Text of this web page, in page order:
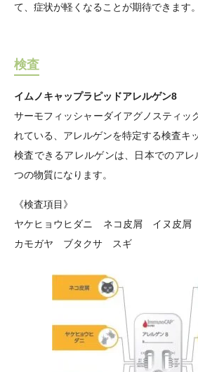
て、症状が軽くなることが期待できます。
検査
イムノキャップラピッドアレルゲン8
サーモフィッシャーダイアグノスティッ
れている、アレルゲンを特定する検査キ
検査できるアレルゲンは、日本でのア
つの物質になります。
《検査項目》
ヤケヒョウヒダニ ネコ皮屑 イヌ皮
カモガヤ ブタクサ スギ